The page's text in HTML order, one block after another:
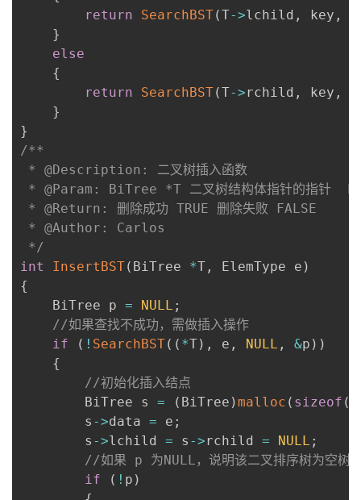
return
SearchBST(T->lchild , key ,
}
else
{
return
SearchBST(T->rchild , key ,
}
}
/**
* @Description: 二叉树插入函数
* @Param: BiTree *T 二叉树结构体指针的指针
* @Return: 删除成功 TRUE 删除失败 FALSE
* @Author: Carlos
*/
int
InsertBST( BiTree *T , ElemType e )
{
    BiTree p
= NULL ;
//如果查找不成功，需做插入操作
if
( ! SearchBST( ( *T) , e , NULL , &p ) )
{
//初始化插入结点
        BiTree s
= ( BiTree )malloc ( sizeof (
        s
->data = e ;
        s
->lchild = s ->rchild = NULL ;
//如果 p 为NULL，说明该二叉排序树为空树
if
( ! p )